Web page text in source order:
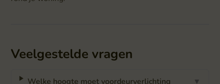
Veelgestelde vragen
Welke hoogte moet voordeurverlichting
▼